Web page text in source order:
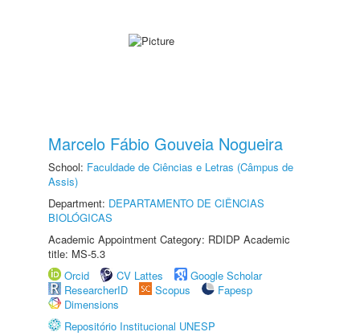
Marcelo Fábio Gouveia Nogueira
School: Faculdade de Ciências e Letras (Câmpus de
Assis)
Department: DEPARTAMENTO DE CIÊNCIAS
BIOLÓGICAS
Academic Appointment Category: RDIDP Academic
title: MS-5.3
Orcid
CV Lattes
Google Scholar
ResearcherID
Scopus
Fapesp
Dimensions
Repositório Institucional UNESP